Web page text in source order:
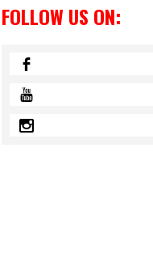
FOLLOW US ON: